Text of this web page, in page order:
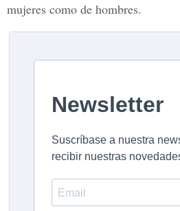
mujeres como de hombres.